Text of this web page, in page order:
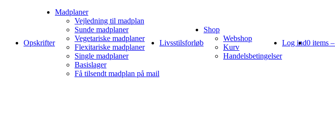
Opskrifter
Madplaner
Vejledning til madplan
Sunde madplaner
Vegetariske madplaner
Flexitariske madplaner
Single madplaner
Basislager
Få tilsendt madplan på mail
Livsstilsforløb
Shop
Webshop
Kurv
Handelsbetingelser
Log ind0 items –